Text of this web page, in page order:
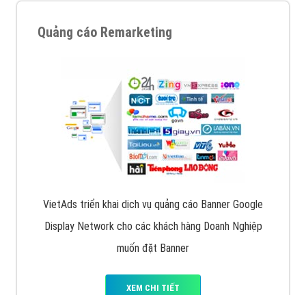
Quảng cáo Remarketing
VietAds triển khai dịch vụ quảng cáo Banner Google
Display Network cho các khách hàng Doanh Nghiệp
muốn đặt Banner
XEM CHI TIẾT